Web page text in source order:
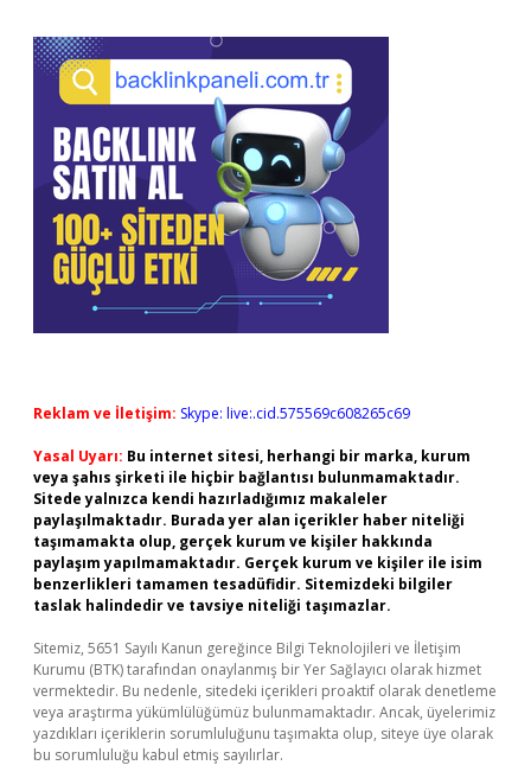
Reklam ve İletişim: Skype: live:.cid.575569c608265c69
Yasal Uyarı: Bu internet sitesi, herhangi bir marka, kurum
veya şahıs şirketi ile hiçbir bağlantısı bulunmamaktadır.
Sitede yalnızca kendi hazırladığımız makaleler
paylaşılmaktadır. Burada yer alan içerikler haber niteliği
taşımamakta olup, gerçek kurum ve kişiler hakkında
paylaşım yapılmamaktadır. Gerçek kurum ve kişiler ile isim
benzerlikleri tamamen tesadüfidir. Sitemizdeki bilgiler
taslak halindedir ve tavsiye niteliği taşımazlar.
Sitemiz, 5651 Sayılı Kanun gereğince Bilgi Teknolojileri ve İletişim
Kurumu (BTK) tarafından onaylanmış bir Yer Sağlayıcı olarak hizmet
vermektedir. Bu nedenle, sitedeki içerikleri proaktif olarak denetleme
veya araştırma yükümlülüğümüz bulunmamaktadır. Ancak, üyelerimiz
yazdıkları içeriklerin sorumluluğunu taşımakta olup, siteye üye olarak
bu sorumluluğu kabul etmiş sayılırlar.